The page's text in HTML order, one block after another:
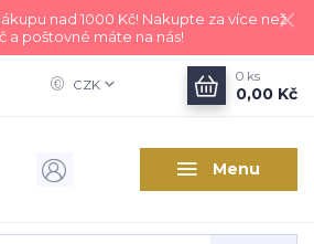
nad 1000 Kč! Nakupte za více než
a poštovné máte na nás!
Menu
CZK
0 ks
0,00 Kč